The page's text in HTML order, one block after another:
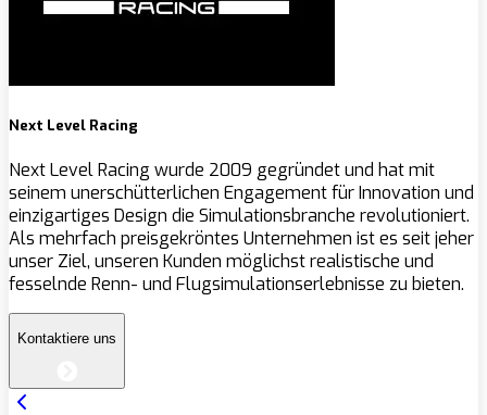
Next Level Racing
Next Level Racing wurde 2009 gegründet und hat mit
seinem unerschütterlichen Engagement für Innovation und
einzigartiges Design die Simulationsbranche revolutioniert.
Als mehrfach preisgekröntes Unternehmen ist es seit jeher
unser Ziel, unseren Kunden möglichst realistische und
fesselnde Renn- und Flugsimulationserlebnisse zu bieten.
Kontaktiere uns